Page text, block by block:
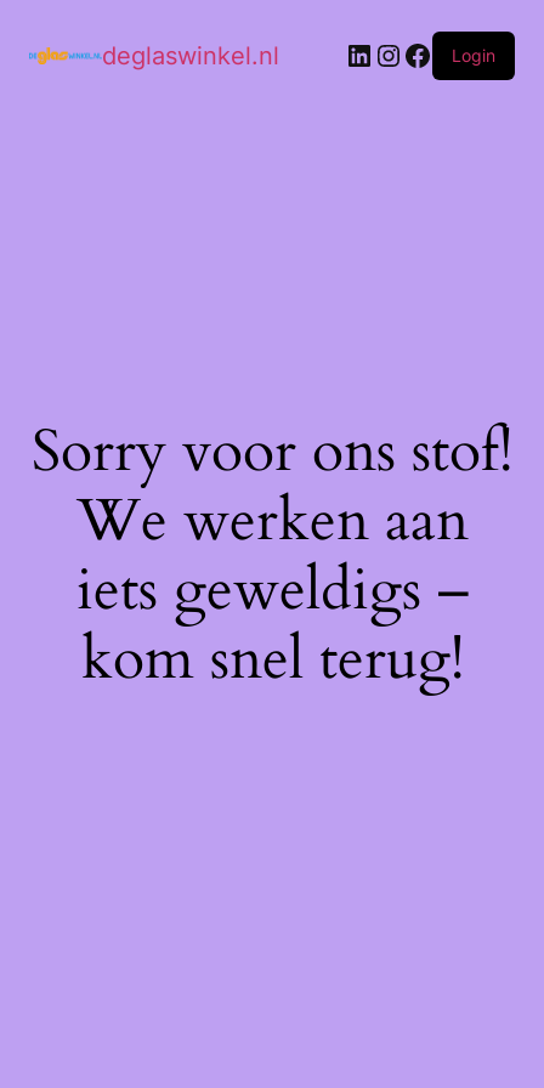
deglaswinkel.nl Login
Sorry voor ons stof!
We werken aan
iets geweldigs –
kom snel terug!